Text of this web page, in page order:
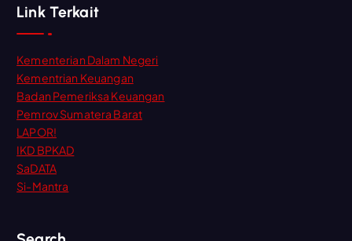
Link Terkait
Kementerian Dalam Negeri
Kementrian Keuangan
Badan Pemeriksa Keuangan
Pemrov Sumatera Barat
LAPOR!
IKD BPKAD
SaDATA
Si-Mantra